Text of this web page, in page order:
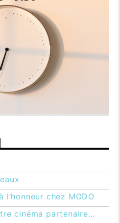
chez MODO
cinéma partenaire…